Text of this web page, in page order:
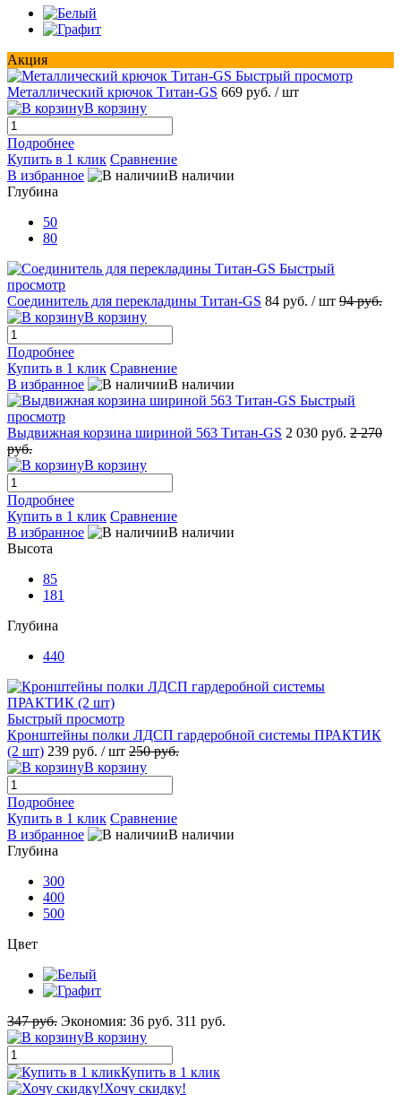
Акция
Быстрый просмотр
Металлический крючок Титан-GS 669 руб. / шт
В корзину
Подробнее
Купить в 1 клик Сравнение
В избранное
В наличии
Глубина
50
80
Быстрый
просмотр
Соединитель для перекладины Титан-GS 84 руб. / шт 94 руб.
В корзину
Подробнее
Купить в 1 клик Сравнение
В избранное
В наличии
Быстрый
просмотр
Выдвижная корзина шириной 563 Титан-GS 2 030 руб. 2 270
руб.
В корзину
Подробнее
Купить в 1 клик Сравнение
В избранное
В наличии
Высота
85
181
Глубина
440
Быстрый просмотр
Кронштейны полки ЛДСП гардеробной системы ПРАКТИК
(2 шт) 239 руб. / шт 250 руб.
В корзину
Подробнее
Купить в 1 клик Сравнение
В избранное
В наличии
Глубина
300
400
500
Цвет
347 руб. Экономия: 36 руб. 311 руб.
В корзину
Купить в 1 клик
Хочу скидку!